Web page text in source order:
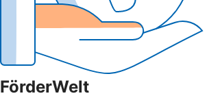
FörderWelt